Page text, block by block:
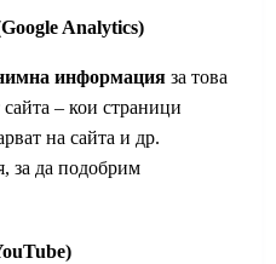
Analytics)
информация за това
– кои страници
на сайта и др.
за да подобрим